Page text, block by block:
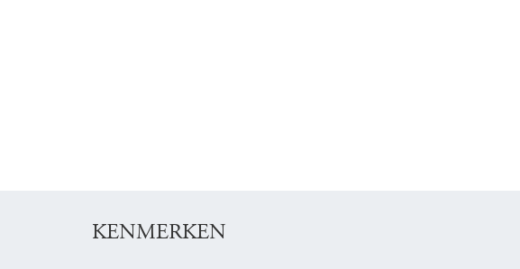
KENMERKEN